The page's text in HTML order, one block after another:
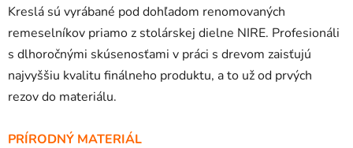
Kreslá sú vyrábané pod dohľadom renomovaných
remeselníkov priamo z stolárskej dielne NIRE. Profesionáli
s dlhoročnými skúsenosťami v práci s drevom zaisťujú
najvyššiu kvalitu finálneho produktu, a to už od prvých
rezov do materiálu.
PRÍRODNÝ MATERIÁL